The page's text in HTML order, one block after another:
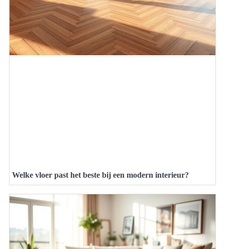
Welke vloer past het beste bij een modern interieur?